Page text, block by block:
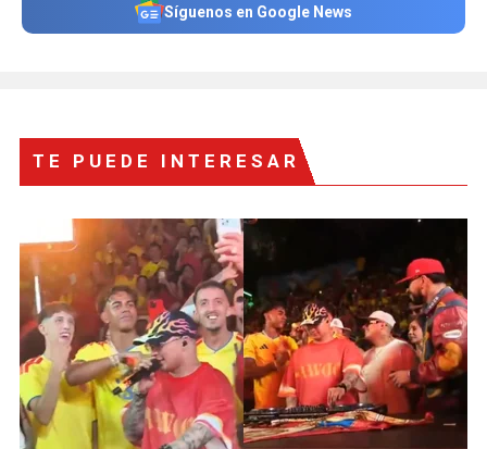
Síguenos en Google News
TE PUEDE INTERESAR